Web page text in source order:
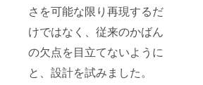
さを可能な限り再現するだ
けではなく、従来のかばん
の欠点を目立てないように
と、設計を試みました。